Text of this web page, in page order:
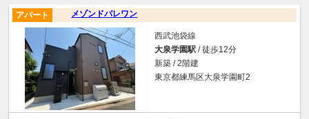
メゾンドパレワン
アパート
西武池袋線
大泉学園駅 / 徒歩12分
新築 / 2階建
東京都練馬区大泉学園町2